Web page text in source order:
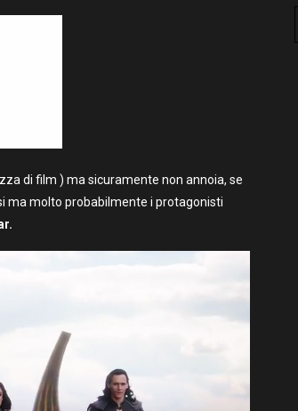
di film ) ma sicuramente non annoia, se
ma molto probabilmente i protagonisti